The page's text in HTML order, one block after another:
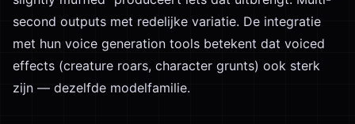
second outputs met redelijke variatie. De integratie
met hun voice generation tools betekent dat voiced
effects (creature roars, character grunts) ook sterk
zijn — dezelfde modelfamilie.